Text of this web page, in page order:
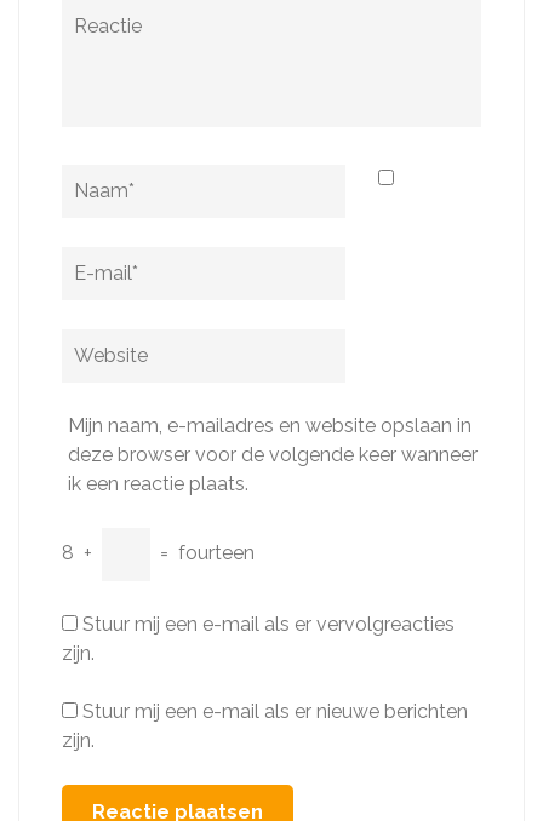
Reactie
Naam
E-
Website
Mijn naam, e-mailadres en website opslaan in
deze browser voor de volgende keer wanneer
ik een reactie plaats.
8 + = fourteen
Stuur mij een e-mail als er vervolgreacties
zijn.
Stuur mij een e-mail als er nieuwe berichten
zijn.